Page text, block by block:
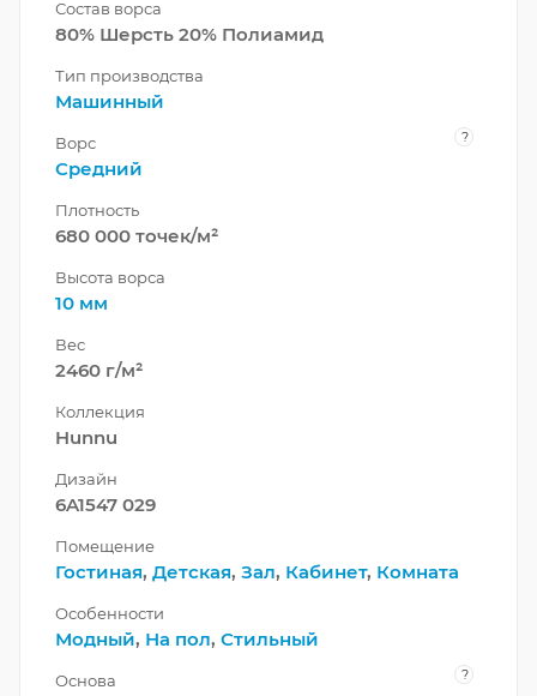
Состав ворса
80% Шерсть 20% Полиамид
Тип производства
Машинный
Ворс ?
Средний
Плотность
680 000 точек/м²
Высота ворса
10 мм
Вес
2460 г/м²
Коллекция
Hunnu
Дизайн
6A1547 029
Помещение
Гостиная, Детская, Зал, Кабинет, Комната
Особенности
Модный, На пол, Стильный
Основа ?